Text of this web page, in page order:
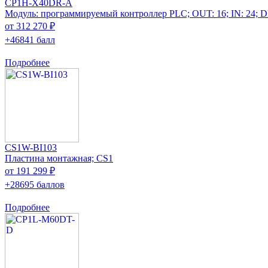
CP1H-X40DR-A
Модуль: программируемый контроллер PLC; OUT: 16; IN: 24;
от 312 270 ₽
+46841 балл
Подробнее
CS1W-BI103
Пластина монтажная; CS1
от 191 299 ₽
+28695 баллов
Подробнее